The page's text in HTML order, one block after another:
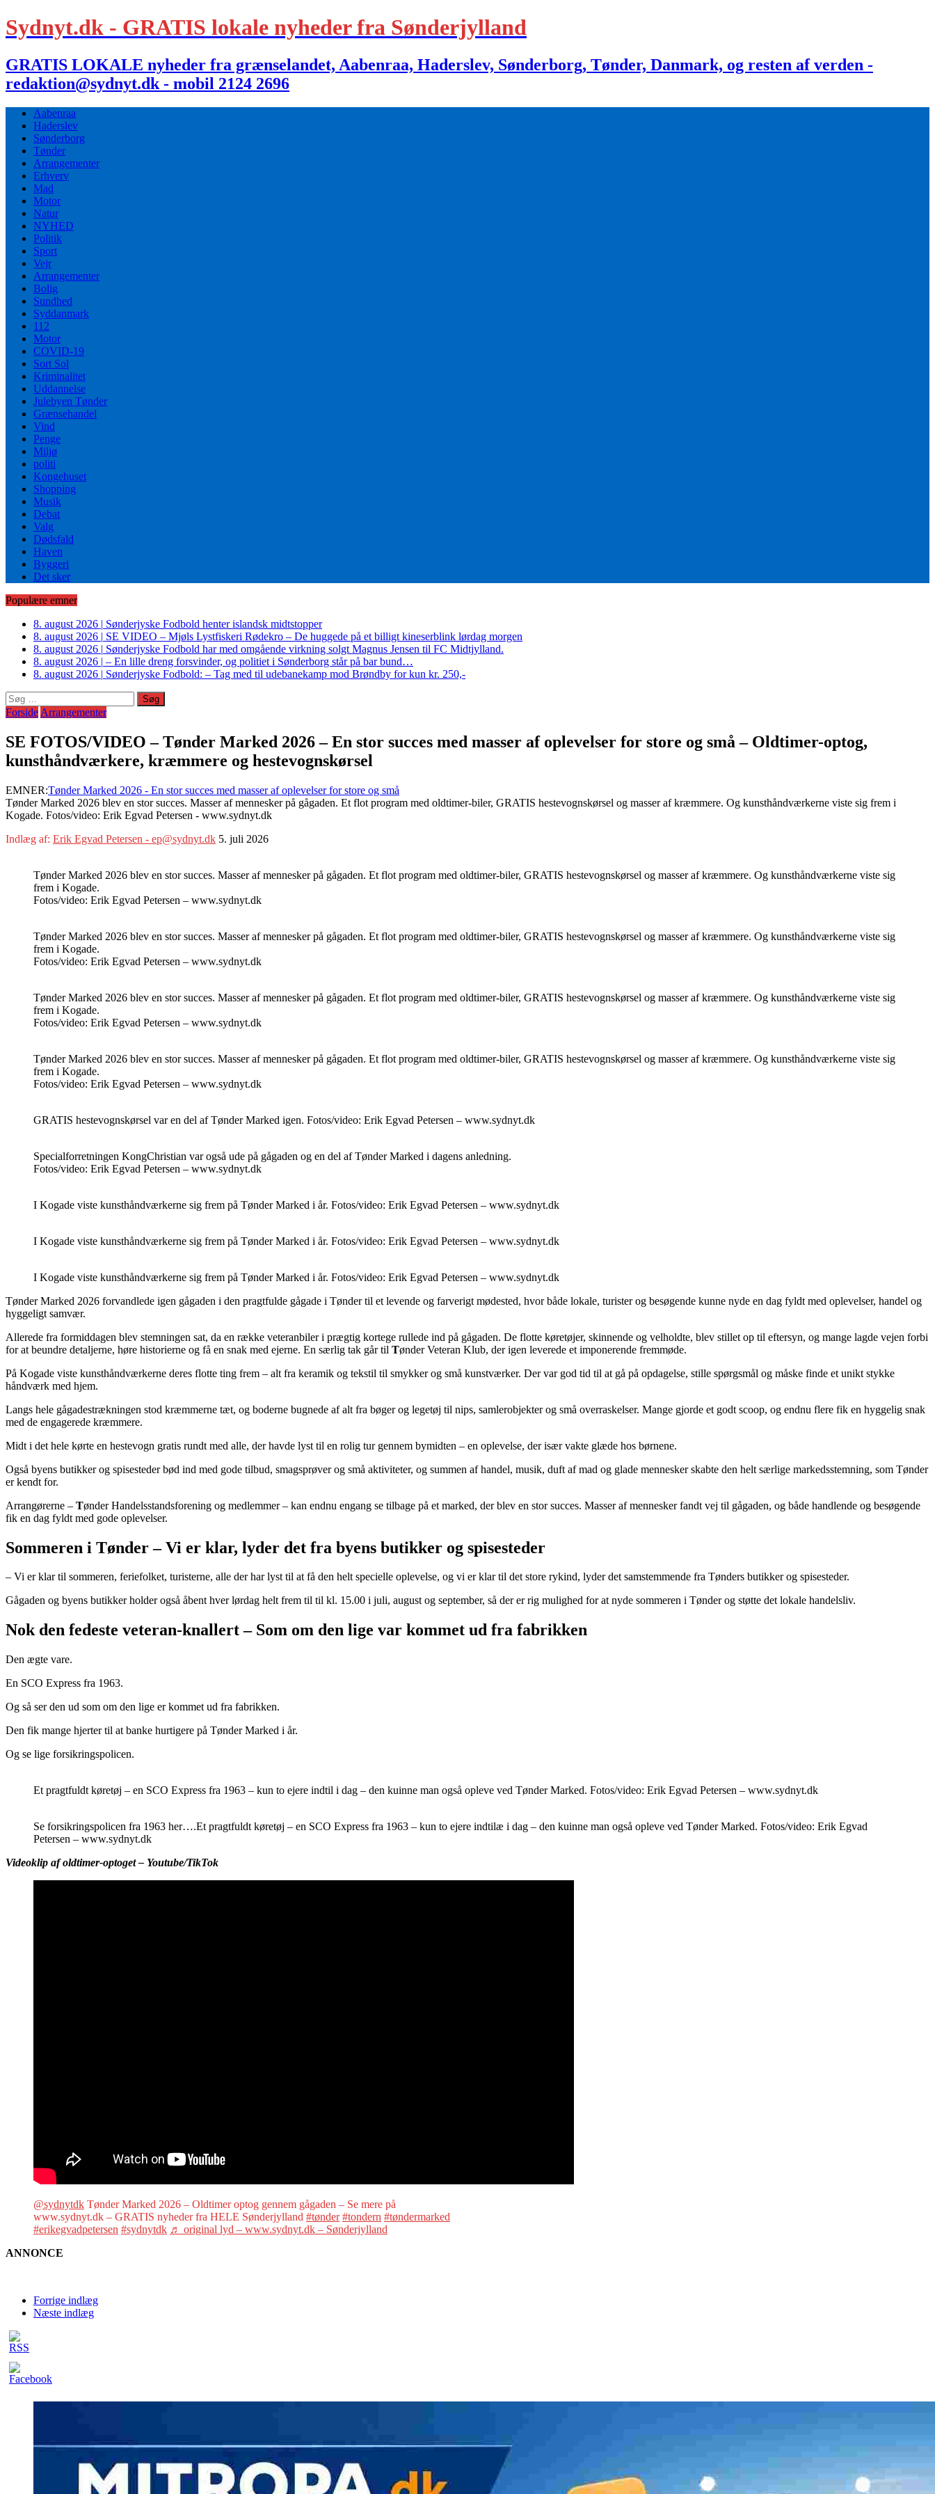
Sydnyt.dk - GRATIS lokale nyheder fra Sønderjylland
GRATIS LOKALE nyheder fra grænselandet, Aabenraa, Haderslev, Sønderborg, Tønder, Danmark, og resten af verden -
redaktion@sydnyt.dk - mobil 2124 2696
Aabenraa
Haderslev
Sønderborg
Tønder
Arrangementer
Erhverv
Mad
Motor
Natur
NYHED
Politik
Sport
Vejr
Arrangementer
Bolig
Sundhed
Syddanmark
112
Motor
COVID-19
Sort Sol
Kriminalitet
Uddannelse
Julebyen Tønder
Grænsehandel
Vind
Penge
Miljø
politi
Kongehuset
Shopping
Musik
Debat
Valg
Dødsfald
Haven
Byggeri
Det sker
Populære emner
8. august 2026 | Sønderjyske Fodbold henter islandsk midtstopper
8. august 2026 | SE VIDEO – Mjøls Lystfiskeri Rødekro – De huggede på et billigt kineserblink lørdag morgen
8. august 2026 | Sønderjyske Fodbold har med omgående virkning solgt Magnus Jensen til FC Midtjylland.
8. august 2026 | – En lille dreng forsvinder, og politiet i Sønderborg står på bar bund…
8. august 2026 | Sønderjyske Fodbold: – Tag med til udebanekamp mod Brøndby for kun kr. 250,-
Søg
efter:
Forside Arrangementer
SE FOTOS/VIDEO – Tønder Marked 2026 – En stor succes med masser af oplevelser for store og små – Oldtimer-optog,
kunsthåndværkere, kræmmere og hestevognskørsel
EMNER:Tønder Marked 2026 - En stor succes med masser af oplevelser for store og små
Tønder Marked 2026 blev en stor succes. Masser af mennesker på gågaden. Et flot program med oldtimer-biler, GRATIS hestevognskørsel og masser af kræmmere. Og kunsthåndværkerne viste sig frem i
Kogade. Fotos/video: Erik Egvad Petersen - www.sydnyt.dk
Indlæg af: Erik Egvad Petersen - ep@sydnyt.dk 5. juli 2026
Tønder Marked 2026 blev en stor succes. Masser af mennesker på gågaden. Et flot program med oldtimer-biler, GRATIS hestevognskørsel og masser af kræmmere. Og kunsthåndværkerne viste sig
frem i Kogade.
Fotos/video: Erik Egvad Petersen – www.sydnyt.dk
Tønder Marked 2026 blev en stor succes. Masser af mennesker på gågaden. Et flot program med oldtimer-biler, GRATIS hestevognskørsel og masser af kræmmere. Og kunsthåndværkerne viste sig
frem i Kogade.
Fotos/video: Erik Egvad Petersen – www.sydnyt.dk
Tønder Marked 2026 blev en stor succes. Masser af mennesker på gågaden. Et flot program med oldtimer-biler, GRATIS hestevognskørsel og masser af kræmmere. Og kunsthåndværkerne viste sig
frem i Kogade.
Fotos/video: Erik Egvad Petersen – www.sydnyt.dk
Tønder Marked 2026 blev en stor succes. Masser af mennesker på gågaden. Et flot program med oldtimer-biler, GRATIS hestevognskørsel og masser af kræmmere. Og kunsthåndværkerne viste sig
frem i Kogade.
Fotos/video: Erik Egvad Petersen – www.sydnyt.dk
GRATIS hestevognskørsel var en del af Tønder Marked igen. Fotos/video: Erik Egvad Petersen – www.sydnyt.dk
Specialforretningen KongChristian var også ude på gågaden og en del af Tønder Marked i dagens anledning.
Fotos/video: Erik Egvad Petersen – www.sydnyt.dk
I Kogade viste kunsthåndværkerne sig frem på Tønder Marked i år. Fotos/video: Erik Egvad Petersen – www.sydnyt.dk
I Kogade viste kunsthåndværkerne sig frem på Tønder Marked i år. Fotos/video: Erik Egvad Petersen – www.sydnyt.dk
I Kogade viste kunsthåndværkerne sig frem på Tønder Marked i år. Fotos/video: Erik Egvad Petersen – www.sydnyt.dk
Tønder Marked 2026 forvandlede igen gågaden i den pragtfulde gågade i Tønder til et levende og farverigt mødested, hvor både lokale, turister og besøgende kunne nyde en dag fyldt med oplevelser, handel og
hyggeligt samvær.
Allerede fra formiddagen blev stemningen sat, da en række veteranbiler i prægtig kortege rullede ind på gågaden. De flotte køretøjer, skinnende og velholdte, blev stillet op til eftersyn, og mange lagde vejen forbi
for at beundre detaljerne, høre historierne og få en snak med ejerne. En særlig tak går til Tønder Veteran Klub, der igen leverede et imponerende fremmøde.
På Kogade viste kunst­håndværkerne deres flotte ting frem – alt fra keramik og tekstil til smykker og små kunstværker. Der var god tid til at gå på opdagelse, stille spørgsmål og måske finde et unikt stykke
håndværk med hjem.
Langs hele gågadestrækningen stod kræmmerne tæt, og boderne bugnede af alt fra bøger og legetøj til nips, samlerobjekter og små overraskelser. Mange gjorde et godt scoop, og endnu flere fik en hyggelig snak
med de engagerede kræmmere.
Midt i det hele kørte en hestevogn gratis rundt med alle, der havde lyst til en rolig tur gennem bymidten – en oplevelse, der især vakte glæde hos børnene.
Også byens butikker og spisesteder bød ind med gode tilbud, smagsprøver og små aktiviteter, og summen af handel, musik, duft af mad og glade mennesker skabte den helt særlige markedsstemning, som Tønder
er kendt for.
Arrangørerne – Tønder Handelsstandsforening og medlemmer – kan endnu engang se tilbage på et marked, der blev en stor succes. Masser af mennesker fandt vej til gågaden, og både handlende og besøgende
fik en dag fyldt med gode oplevelser.
Sommeren i Tønder – Vi er klar, lyder det fra byens butikker og spisesteder
– Vi er klar til sommeren, feriefolket, turisterne, alle der har lyst til at få den helt specielle oplevelse, og vi er klar til det store rykind, lyder det samstemmende fra Tønders butikker og spisesteder.
Gågaden og byens butikker holder også åbent hver lørdag helt frem til til kl. 15.00 i juli, august og september, så der er rig mulighed for at nyde sommeren i Tønder og støtte det lokale handelsliv.
Nok den fedeste veteran-knallert – Som om den lige var kommet ud fra fabrikken
Den ægte vare.
En SCO Express fra 1963.
Og så ser den ud som om den lige er kommet ud fra fabrikken.
Den fik mange hjerter til at banke hurtigere på Tønder Marked i år.
Og se lige forsikringspolicen.
Et pragtfuldt køretøj – en SCO Express fra 1963 – kun to ejere indtil i dag – den kuinne man også opleve ved Tønder Marked. Fotos/video: Erik Egvad Petersen – www.sydnyt.dk
Se forsikringspolicen fra 1963 her….Et pragtfuldt køretøj – en SCO Express fra 1963 – kun to ejere indtilæ i dag – den kuinne man også opleve ved Tønder Marked. Fotos/video: Erik Egvad
Petersen – www.sydnyt.dk
Videoklip af oldtimer-optoget – Youtube/TikTok
@sydnytdk Tønder Marked 2026 – Oldtimer optog gennem gågaden – Se mere på
www.sydnyt.dk – GRATIS nyheder fra HELE Sønderjylland #tønder #tondern #tøndermarked
#erikegvadpetersen #sydnytdk ♬ original lyd – www.sydnyt.dk – Sønderjylland
ANNONCE
Forrige indlæg
Næste indlæg